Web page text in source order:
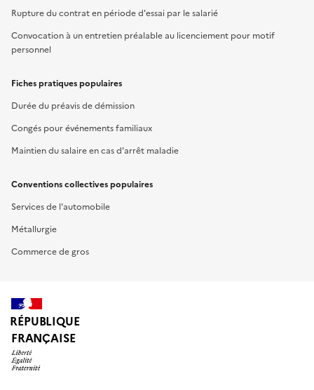
Rupture du contrat en période d'essai par le salarié
Convocation à un entretien préalable au licenciement pour motif
personnel
Fiches pratiques populaires
Durée du préavis de démission
Congés pour événements familiaux
Maintien du salaire en cas d'arrêt maladie
Conventions collectives populaires
Services de l'automobile
Métallurgie
Commerce de gros
RÉPUBLIQUE
FRANÇAISE